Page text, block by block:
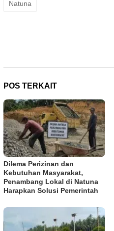
Natuna
POS TERKAIT
Dilema Perizinan dan
Kebutuhan Masyarakat,
Penambang Lokal di Natuna
Harapkan Solusi Pemerintah